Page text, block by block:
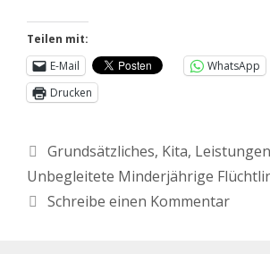
Teilen mit:
E-Mail
WhatsApp
Drucken
Grundsätzliches, Kita, Leistungen
Unbegleitete Minderjährige
Schreibe einen Kommentar